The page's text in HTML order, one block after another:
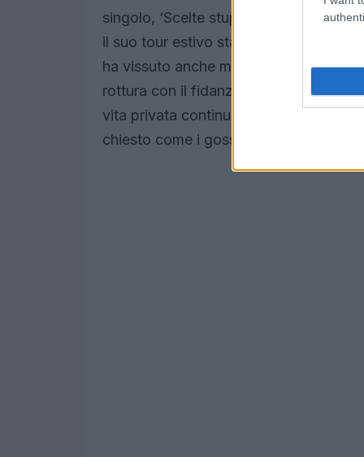
singolo, ‘Scelte stupide’, realizzato
il suo tour estivo sta riscuotendo un
ha vissuto anche momenti di gossip,
rottura con il fidanzato. Anche se si
vita privata continua a crescere,
chiesto come i gossip possano